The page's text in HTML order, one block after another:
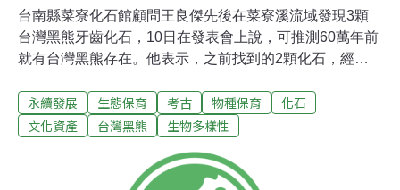
台南縣菜寮化石館顧問王良傑先後在菜寮溪流域發現3顆
台灣黑熊牙齒化石，10日在發表會上說，可推測60萬年前
就有台灣黑熊存在。他表示，之前找到的2顆化石，經日
石；日本專家一度認為是中國大陸的貓熊牙齒，但經進一
步比對，在菜寮溪流域發現的熊牙齒化石較小，且台灣只
以探討台灣黑熊的祖先在60萬年前來到台灣，演化成為台
永續發展 生態保育 考古 物種保育
化石
文化資產
台灣黑熊 生物多樣性